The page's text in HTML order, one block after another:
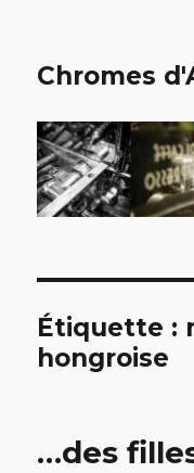
Chromes
Étiquette :
hongroise
…des